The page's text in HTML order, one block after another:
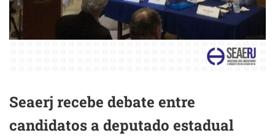
Seaerj recebe debate entre
candidatos a deputado estadual